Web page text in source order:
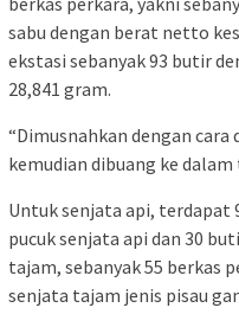
sabu dengan berat netto
ekstasi sebanyak 93 butir
28,841 gram.
“Dimusnahkan dengan
kemudian dibuang ke
Untuk senjata api, terdapat
pucuk senjata api dan 30
tajam, sebanyak 55 berkas
senjata tajam jenis pisau